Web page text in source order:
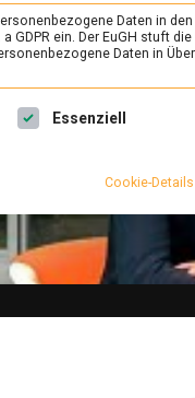
Daten in
a GDPR ein. Der EuGH stuft
Daten in
Service-Gruppen, für
Essenziell
Cookie-Details